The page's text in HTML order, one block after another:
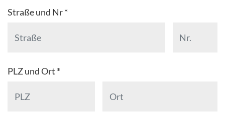
Straße und Nr *
PLZ und Ort *